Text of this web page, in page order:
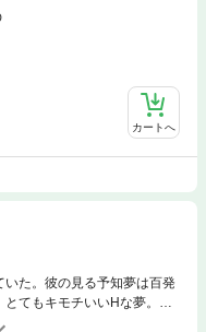
カートへ
た。彼の見る予知夢は百発
てもキモチいいHな夢。だ
夢に怯えながらも高校に入